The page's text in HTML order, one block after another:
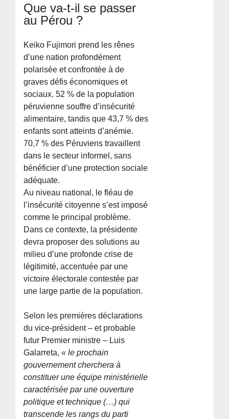
Que va-t-il se passer
au Pérou ?
Keiko Fujimori prend les rênes
d’une nation profondément
polarisée et confrontée à de
graves défis économiques et
sociaux. 52 % de la population
péruvienne souffre d’insécurité
alimentaire, tandis que 43,7 % des
enfants sont atteints d’anémie.
70,7 % des Péruviens travaillent
dans le secteur informel, sans
bénéficier d’une protection sociale
adéquate.
Au niveau national, le fléau de
l’insécurité citoyenne s’est imposé
comme le principal problème.
Dans ce contexte, la présidente
devra proposer des solutions au
milieu d’une profonde crise de
légitimité, accentuée par une
victoire électorale contestée par
une large partie de la population.
Selon les premières déclarations
du vice-président – et probable
futur Premier ministre – Luis
Galarreta,« le prochain
gouvernement cherchera à
constituer une équipe ministérielle
caractérisée par une ouverture
politique et technique (…) qui
transcende les rangs du parti